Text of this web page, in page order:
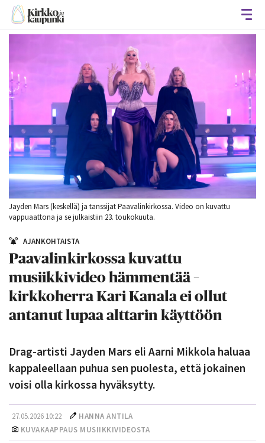
Jayden Mars (keskellä) ja tanssijat Paavalinkirkossa. Video on kuvattu
vappuaattona ja se julkaistiin 23. toukokuuta.
AJANKOHTAISTA
Paavalinkirkossa kuvattu
musiikkivideo hämmentää –
kirkkoherra Kari Kanala ei ollut
antanut lupaa alttarin käyttöön
Drag-artisti Jayden Mars eli Aarni Mikkola haluaa
kappaleellaan puhua sen puolesta, että jokainen
voisi olla kirkossa hyväksytty.
27.05.2026 10:22
HANNA ANTILA
KUVAKAAPPAUS MUSIIKKIVIDEOSTA